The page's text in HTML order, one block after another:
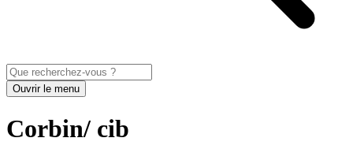
Ouvrir le menu
Corbin/ cib